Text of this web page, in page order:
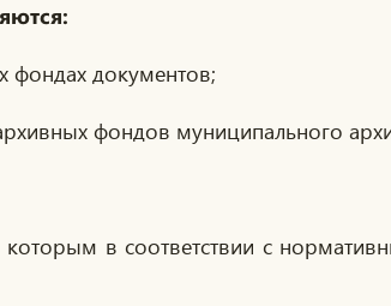
фондах документов;
фондов муниципального
в соответствии с